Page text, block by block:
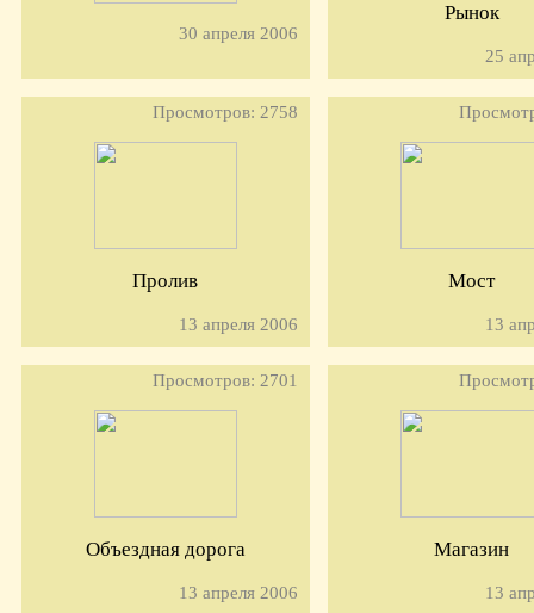
30 апреля 2006
Рынок
25
Просмотров: 2758
Пролив
13 апреля 2006
Мост
13
Просмотров: 2701
Объездная дорога
13 апреля 2006
Магазин
13